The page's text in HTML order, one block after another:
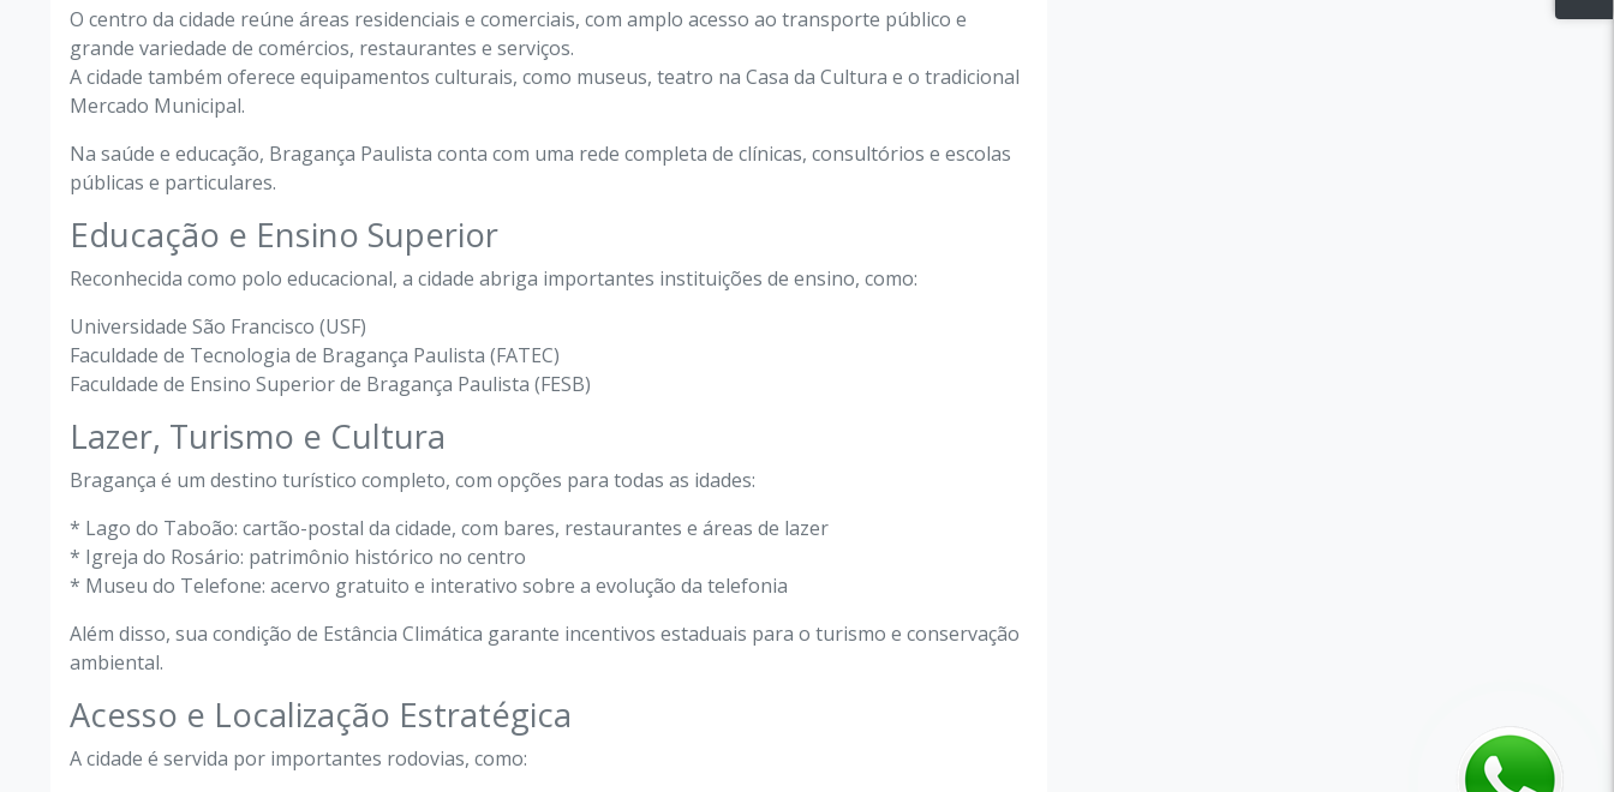
O centro da cidade reúne áreas residenciais e comerciais, com amplo acesso ao transporte público e
grande variedade de comércios, restaurantes e serviços.
A cidade também oferece equipamentos culturais, como museus, teatro na Casa da Cultura e o tradicional
Mercado Municipal.
Na saúde e educação, Bragança Paulista conta com uma rede completa de clínicas, consultórios e escolas
públicas e particulares.
Educação e Ensino Superior
Reconhecida como polo educacional, a cidade abriga importantes instituições de ensino, como:
Universidade São Francisco (USF)
Faculdade de Tecnologia de Bragança Paulista (FATEC)
Faculdade de Ensino Superior de Bragança Paulista (FESB)
Lazer, Turismo e Cultura
Bragança é um destino turístico completo, com opções para todas as idades:
* Lago do Taboão: cartão-postal da cidade, com bares, restaurantes e áreas de lazer
* Igreja do Rosário: patrimônio histórico no centro
* Museu do Telefone: acervo gratuito e interativo sobre a evolução da telefonia
Além disso, sua condição de Estância Climática garante incentivos estaduais para o turismo e conservação
ambiental.
Acesso e Localização Estratégica
A cidade é servida por importantes rodovias, como: